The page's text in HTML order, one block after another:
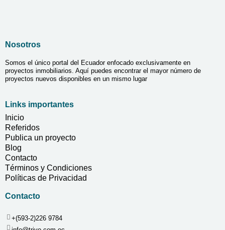
Nosotros
Somos el único portal del Ecuador enfocado exclusivamente en
proyectos inmobiliarios. Aquí puedes encontrar el mayor número de
proyectos nuevos disponibles en un mismo lugar
Links importantes
Inicio
Referidos
Publica un proyecto
Blog
Contacto
Términos y Condiciones
Políticas de Privacidad
Contacto
+(593-2)226 9784